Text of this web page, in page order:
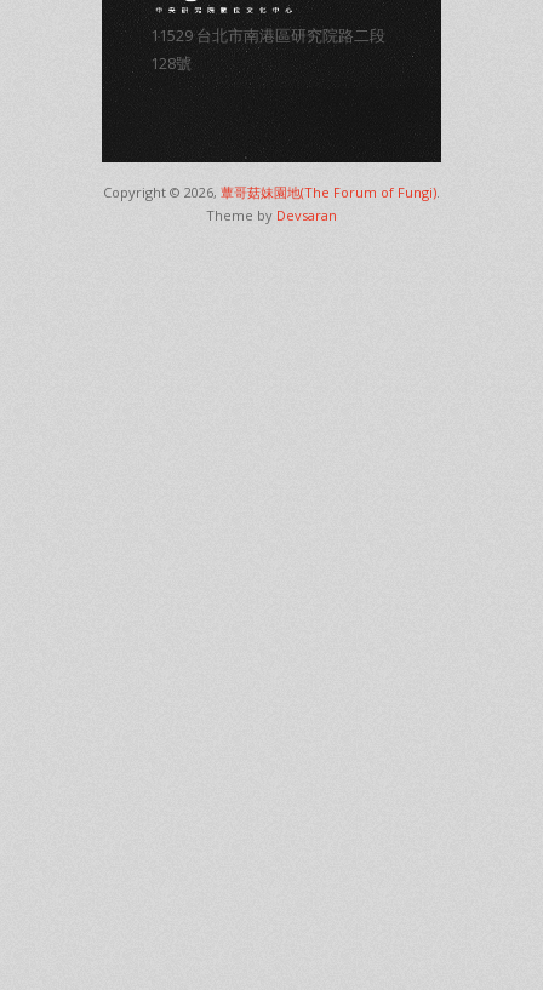
11529 台北市南港區研究院路二段
128號
Copyright © 2026, 蕈哥菇妹園地(The Forum of Fungi)
Theme by Devsaran